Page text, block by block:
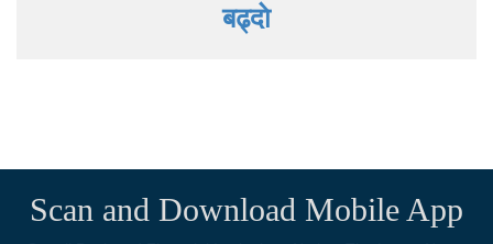
बढ्दाे
Scan and Download Mobile App